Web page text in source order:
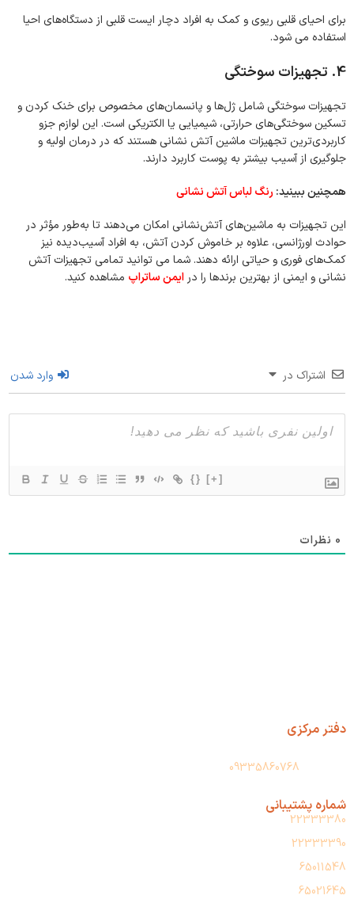
برای احیای قلبی ریوی و کمک به افراد دچار ایست قلبی از دستگاه‌های احیا
استفاده می شود.
4. تجهیزات سوختگی
تجهیزات سوختگی شامل ژل‌ها و پانسمان‌های مخصوص برای خنک کردن و
تسکین سوختگی‌های حرارتی، شیمیایی یا الکتریکی است. این لوازم جزو
کاربردی‌ترین تجهیزات ماشین آتش نشانی هستند که در درمان اولیه و
جلوگیری از آسیب بیشتر به پوست کاربرد دارند.
همچنین ببینید:رنگ لباس آتش نشانی
این تجهیزات به ماشین‌های آتش‌نشانی امکان می‌دهند تا به‌طور مؤثر در
حوادث اورژانسی، علاوه بر خاموش کردن آتش، به افراد آسیب‌دیده نیز
کمک‌های فوری و حیاتی ارائه دهند. شما می توانید تمامی تجهیزات آتش
نشانی و ایمنی از بهترین برندها را در ایمن ساتراپ مشاهده کنید.
اشتراک در وارد شدن
{} [+]
0 نظرات
دفتر مرکزی
شماره پشتیبانی
22333380
22333390
65011548
65021645